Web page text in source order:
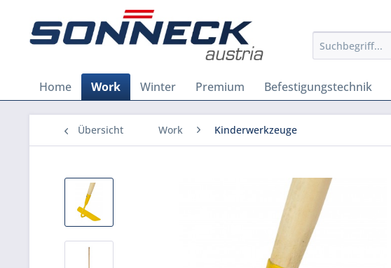
Home Work Winter Premium Befestigungstechnik
Übersicht Work Kinderwerkzeuge